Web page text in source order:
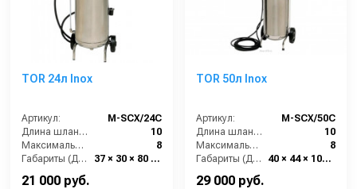
TOR 24л Inox
Артикул:
М-SCX/24C
Длина шланга (м):
10
Максимальное давление (бар):
8
Габариты (ДхШхВ):
37 × 30 × 80 см
21 000 руб.
TOR 50л Inox
Артикул:
М-SCX/50C
Длина шланга (м):
10
Максимальное давление (бар):
8
Габариты (ДхШхВ):
40 × 44 × 107 см
29 000 руб.